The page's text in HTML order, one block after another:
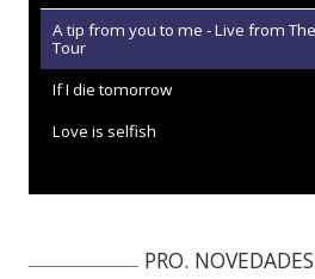
A tip from you to me - Live from
Tour
If I die tomorrow
Love is selfish
PRO.